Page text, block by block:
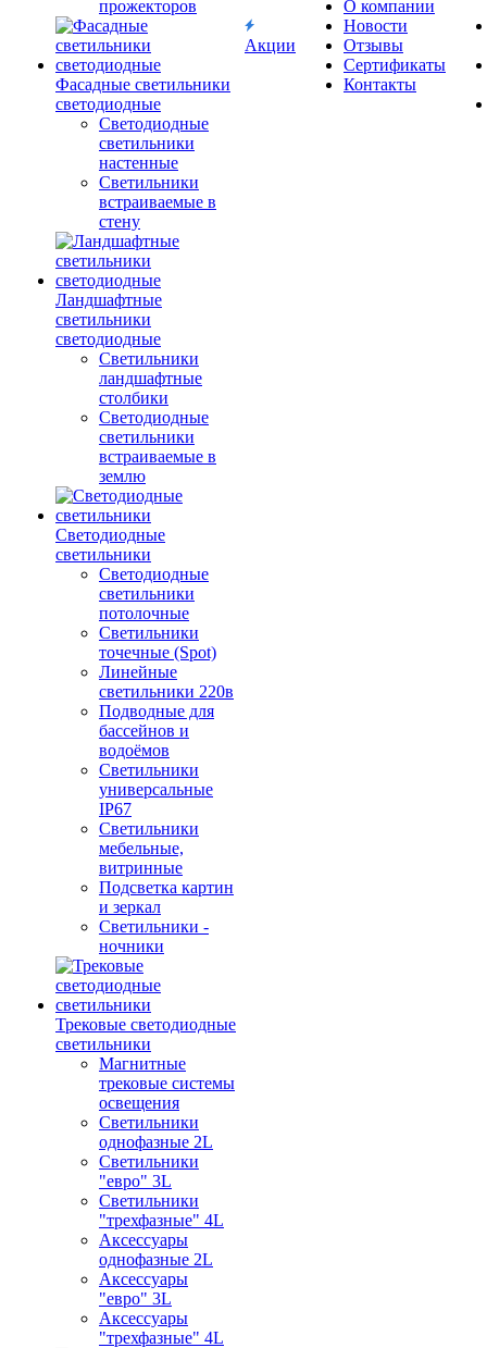
прожекторов
Фасадные светильники
светодиодные
Светодиодные
светильники
настенные
Светильники
встраиваемые в
стену
Ландшафтные
светильники
светодиодные
Светильники
ландшафтные
столбики
Светодиодные
светильники
встраиваемые в
землю
Светодиодные
светильники
Светодиодные
светильники
потолочные
Светильники
точечные (Spot)
Линейные
светильники 220в
Подводные для
бассейнов и
водоёмов
Светильники
универсальные
IP67
Светильники
мебельные,
витринные
Подсветка картин
и зеркал
Светильники -
ночники
Трековые светодиодные
светильники
Магнитные
трековые системы
освещения
Светильники
однофазные 2L
Светильники
"евро" 3L
Светильники
"трехфазные" 4L
Аксессуары
однофазные 2L
Аксессуары
"евро" 3L
Аксессуары
"трехфазные" 4L
Акции
О компании
Новости
Отзывы
Сертификаты
Контакты